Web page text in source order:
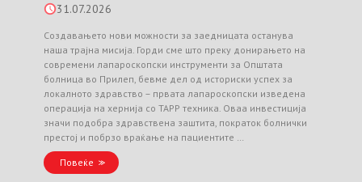
31.07.2026
Создавањето нови можности за заедницата останува
наша трајна мисија. Горди сме што преку донирањето на
современи лапароскопски инструменти за Општата
болница во Прилеп, бевме дел од историски успех за
локалното здравство – првата лапароскопски изведена
операција на хернија со TAPP техника. Оваа инвестиција
значи подобра здравствена заштита, пократок болнички
престој и побрзо враќање на пациентите …
Повеќе